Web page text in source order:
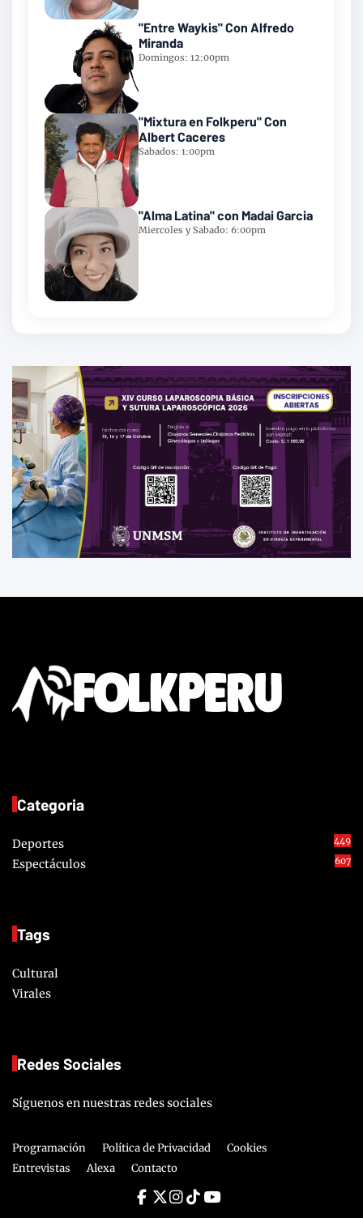
"Entre Waykis" Con Alfredo
Miranda
Domingos: 12:00pm
"Mixtura en Folkperu" Con
Albert Caceres
Sabados: 1:00pm
"Alma Latina" con Madai Garcia
Miercoles y Sabado: 6:00pm
Categoria
Deportes 449
Espectáculos 607
Tags
Cultural
Virales
Redes Sociales
Síguenos en nuestras redes sociales
Programación Política de Privacidad
Cookies
Entrevistas
Alexa Contacto